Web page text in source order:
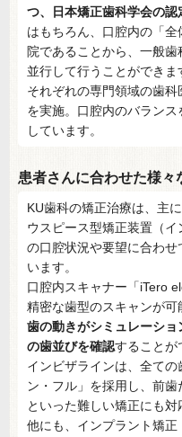
つ、日本矯正歯科学会の認
はもちろん、口腔内の「
院であることから、一般
並行して行うことができま
それぞれの専門領域の歯
を実施。口腔内のバラン
しています。
患者さんに合わせた様々
KU歯科の矯正治療は、主
ウスピース型矯正装置（
の口腔状況や要望に合わ
います。
口腔内スキャナー「iTero
精密な歯型のスキャンが可
歯の動きがシミュレーシ
の歯並びを確認することが
インビザラインは、全て
ン・フル」を採用し、前
といった難しい矯正にも対
他にも、インプラント矯正